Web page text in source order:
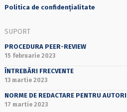
Politica de confidențialitate
SUPORT
PROCEDURA PEER-REVIEW
15 februarie 2023
ÎNTREBĂRI FRECVENTE
13 martie 2023
NORME DE REDACTARE PENTRU AUTORI
17 martie 2023